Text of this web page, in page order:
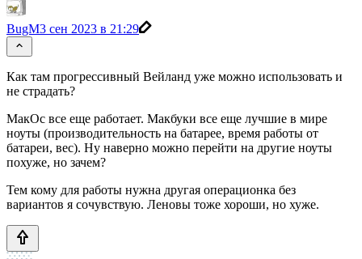
BugM3 сен 2023 в 21:29
Как там прогрессивный Вейланд уже можно использовать и
не страдать?
МакОс все еще работает. Макбуки все еще лучшие в мире
ноуты (производительность на батарее, время работы от
батареи, вес). Ну наверно можно перейти на другие ноуты
похуже, но зачем?
Тем кому для работы нужна другая операционка без
вариантов я сочувствую. Леновы тоже хороши, но хуже.